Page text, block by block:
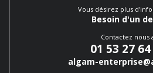
Vous désirez plus
Besoin d'un
Contactez nous
01 53 27
algam-